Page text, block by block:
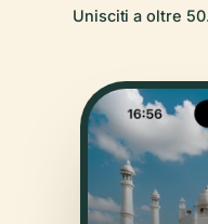
Unisciti a oltre